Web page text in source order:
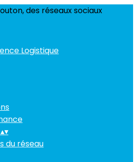
des réseaux sociaux
▴▾
du réseau